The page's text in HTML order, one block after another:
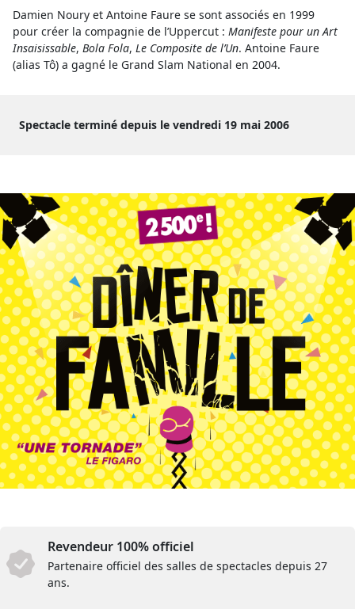
Damien Noury et Antoine Faure se sont associés en 1999
pour créer la compagnie de l’Uppercut : Manifeste pour un Art
Insaisissable, Bola Fola, Le Composite de l’Un. Antoine Faure
(alias Tô) a gagné le Grand Slam National en 2004.
Spectacle terminé depuis le vendredi 19 mai 2006
Revendeur 100% officiel
Partenaire officiel des salles de spectacles depuis 27
ans.